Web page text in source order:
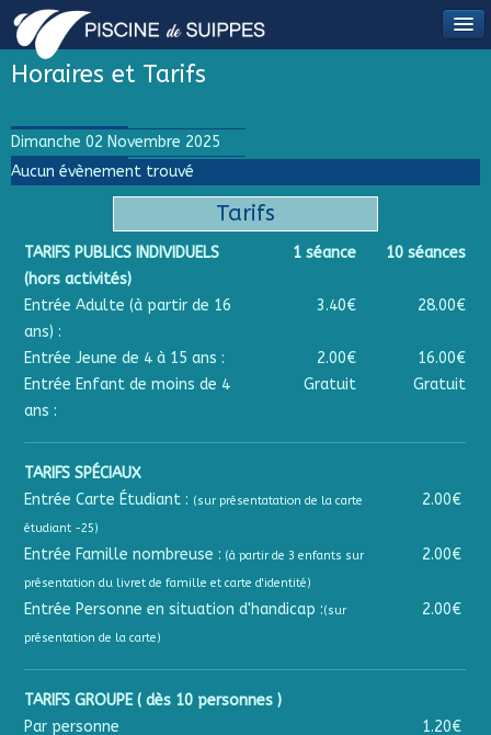
Horaires et Tarifs
Dimanche 02 Novembre 2025
Aucun évènement trouvé
Tarifs
TARIFS PUBLICS INDIVIDUELS
(hors activités)
1 séance 10 séances
Entrée Adulte (à partir de 16
ans) :
3.40€ 28.00€
Entrée Jeune de 4 à 15 ans : 2.00€
16.00€
Entrée Enfant de moins de 4
ans :
Gratuit Gratuit
TARIFS SPÉCIAUX
Entrée Carte Étudiant : (sur présentatation de la carte
étudiant -25)
2.00€
Entrée Famille nombreuse : (à partir de 3 enfants sur
présentation du livret de famille et carte d'identité)
2.00€
Entrée Personne en situation d'handicap :(sur
présentation de la carte)
2.00€
TARIFS GROUPE ( dès 10 personnes )
Par personne
1.20€